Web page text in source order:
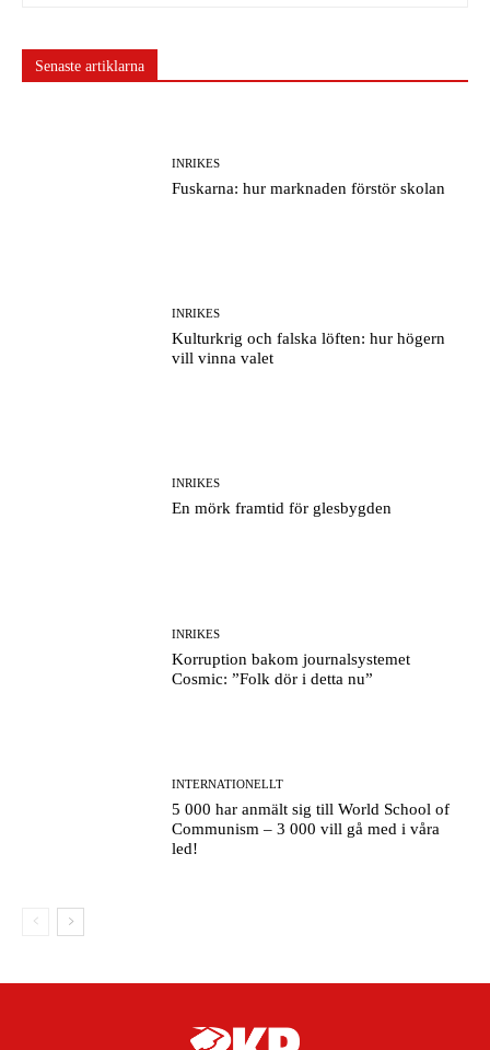
Senaste artiklarna
INRIKES
Fuskarna: hur marknaden förstör skolan
INRIKES
Kulturkrig och falska löften: hur högern
vill vinna valet
INRIKES
En mörk framtid för glesbygden
INRIKES
Korruption bakom journalsystemet
Cosmic: ”Folk dör i detta nu”
INTERNATIONELLT
5 000 har anmält sig till World School of
Communism – 3 000 vill gå med i våra
led!